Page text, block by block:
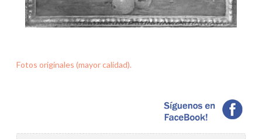
Fotos originales (mayor calidad).